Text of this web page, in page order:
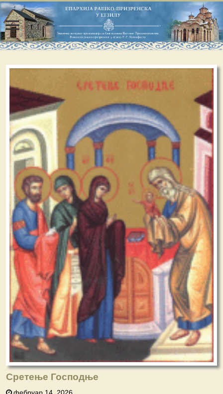
Сретење Господње
фебруар 14, 2026